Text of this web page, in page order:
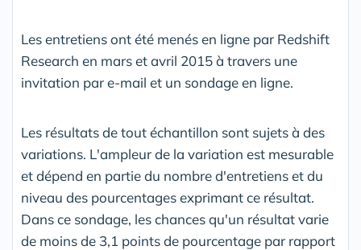
Les entretiens ont été menés en ligne par Redshift
Research en mars et avril 2015 à travers une
invitation par e-mail et un sondage en ligne.
Les résultats de tout échantillon sont sujets à des
variations. L'ampleur de la variation est mesurable
et dépend en partie du nombre d'entretiens et du
niveau des pourcentages exprimant ce résultat.
Dans ce sondage, les chances qu'un résultat varie
de moins de 3,1 points de pourcentage par rapport